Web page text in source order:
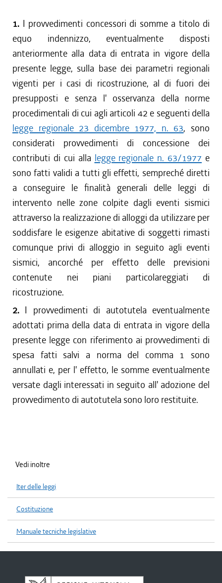
1. I provvedimenti concessori di somme a titolo di
equo indennizzo, eventualmente disposti
anteriormente alla data di entrata in vigore della
presente legge, sulla base dei parametri regionali
vigenti per i casi di ricostruzione, al di fuori dei
presupposti e senza l' osservanza della norme
procedimentali di cui agli articoli 42 e seguenti della
legge regionale 23 dicembre 1977, n. 63, sono
considerati provvedimenti di concessione dei
contributi di cui alla legge regionale n. 63/1977 e
sono fatti validi a tutti gli effetti, sempreché diretti
a conseguire le finalità generali delle leggi di
intervento nelle zone colpite dagli eventi sismici
attraverso la realizzazione di alloggi da utilizzare per
soddisfare le esigenze abitative di soggetti rimasti
comunque privi di alloggio in seguito agli eventi
sismici, ancorché per effetto delle previsioni
contenute nei piani particolareggiati di
ricostruzione.
2. I provvedimenti di autotutela eventualmente
adottati prima della data di entrata in vigore della
presente legge con riferimento ai provvedimenti di
spesa fatti salvi a norma del comma 1 sono
annullati e, per l' effetto, le somme eventualmente
versate dagli interessati in seguito all' adozione del
provvedimento di autotutela sono loro restituite.
Vedi inoltre
Iter delle leggi
Costituzione
Manuale tecniche legislative